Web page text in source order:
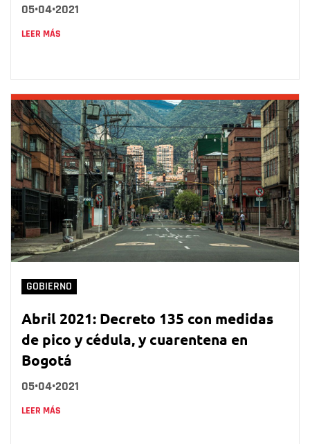
05•04•2021
LEER MÁS
GOBIERNO
Abril 2021: Decreto 135 con medidas
de pico y cédula, y cuarentena en
Bogotá
05•04•2021
LEER MÁS